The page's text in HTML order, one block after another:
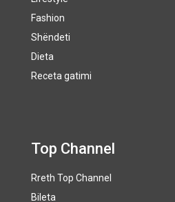
Fashion
Shëndeti
Dieta
Receta gatimi
Top Channel
Rreth Top Channel
Bileta